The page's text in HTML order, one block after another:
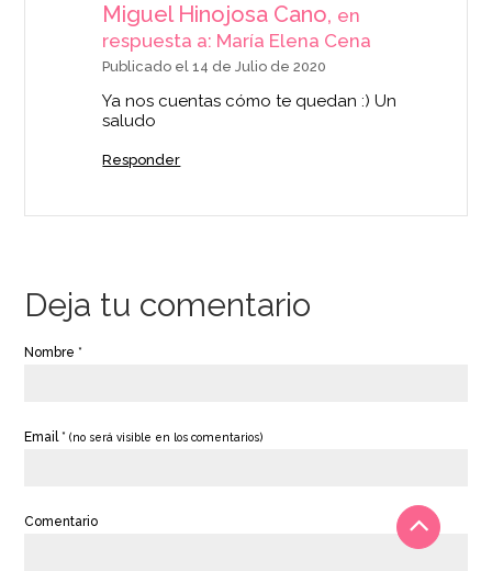
Miguel Hinojosa Cano, en
respuesta a: María Elena Cena
Publicado el 14 de Julio de 2020
Ya nos cuentas cómo te quedan :) Un
saludo
Responder
Deja tu comentario
Nombre *
Email *(no será visible en los comentarios)
Comentario